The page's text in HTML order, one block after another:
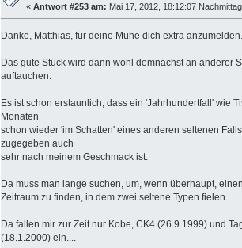
«Antwort #253 am: Mai 17, 2012, 18:12:07
Danke, Matthias, für deine Mühe dich extra anzumelden.
Das gute Stück wird dann wohl demnächst an anderer
auftauchen.
Es ist schon erstaunlich, dass ein 'Jahrhundertfall' wie
Monaten
schon wieder 'im Schatten' eines anderen seltenen
zugegeben auch
sehr nach meinem Geschmack ist.
Da muss man lange suchen, um, wenn überhaupt,
Zeitraum zu finden, in dem zwei seltene Typen fielen.
Da fallen mir zur Zeit nur Kobe, CK4 (26.9.1999) und
(18.1.2000) ein....